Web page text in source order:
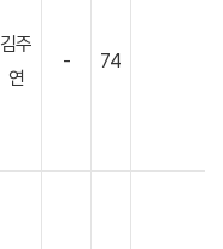
김주
연
- 74